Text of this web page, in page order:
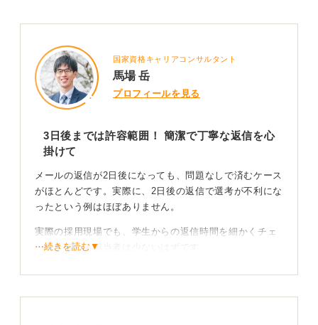
国家資格キャリアコンサルタント
馬場 岳
プロフィールを見る
3日後までは許容範囲！ 簡潔で丁寧な返信を心
掛けて
メールの返信が2日後になっても、問題なしで済むケース
がほとんどです。実際に、2日後の返信で選考が不利にな
ったという例はほぼありません。
実際の採用現場でも、学生からの返信時間を細かくチェ
ックしている担当者は少ないはずです。
⋯続きを読む▼